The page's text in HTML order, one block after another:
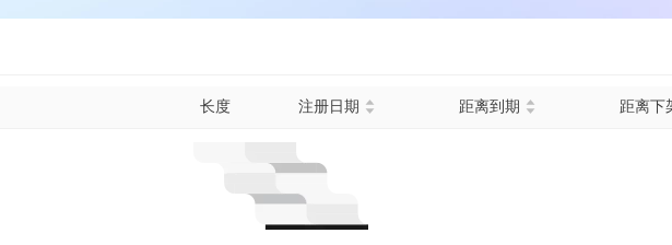
长度 注册日期 距离到期 距离下